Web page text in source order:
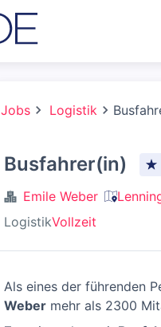
Jobs Logistik
Busfahrer(in)
Emile Weber
LogistikVollzeit
Als eines der führenden
Weber mehr als 2300